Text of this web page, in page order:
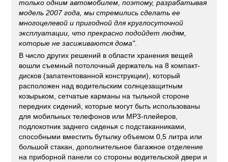
только одним автомобилем, поэтому, разрабатывая
модель 2007 года, мы стремились сделать ее
многоцелевой и пригодной для круглосуточной
эксплуатации, что прекрасно подойдет людям,
которые не засиживаются дома".
В число других решений в области хранения вещей
вошли съемный потолочный держатель на 8 компакт-
дисков (запатентованной конструкции), который
расположен над водительским солнцезащитным
козырьком, сетчатые карманы на тыльной стороне
передних сидений, которые могут быть использованы
для мобильных телефонов или МР3-плейеров,
подлокотник заднего сиденья с подстаканниками,
способными вместить бутылку объемом 0,5 литра или
большой стакан, дополнительное багажное отделение
на приборной панели со стороны водительской двери и